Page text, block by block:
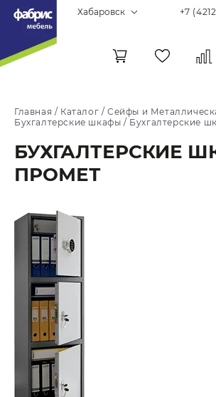
Хабаровск +7
Главная / Каталог /Сейфы и
Бухгалтерские шкафы / Бухгалтерские
БУХГАЛТЕРСКИЕ
ПРОМЕТ